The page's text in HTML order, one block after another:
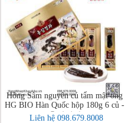
Hồng Sâm nguyên củ tẩm mật ong
HG BIO Hàn Quốc hộp 180g 6 củ -
홍삼정과
Liên hệ 098.679.8008